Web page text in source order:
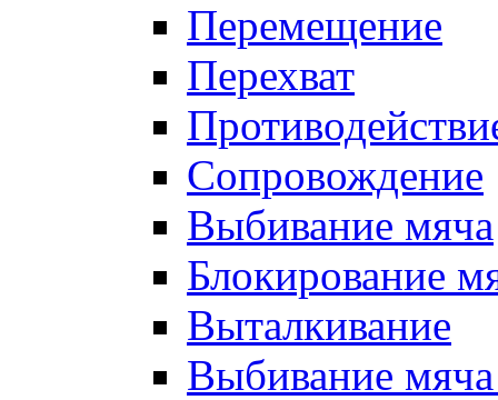
Перемещение
Перехват
Сопровождение
Выбивание мяча
Блокирование
Выталкивание
Выбивание